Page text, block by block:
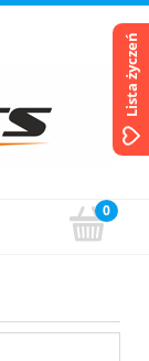
Lista życzeń